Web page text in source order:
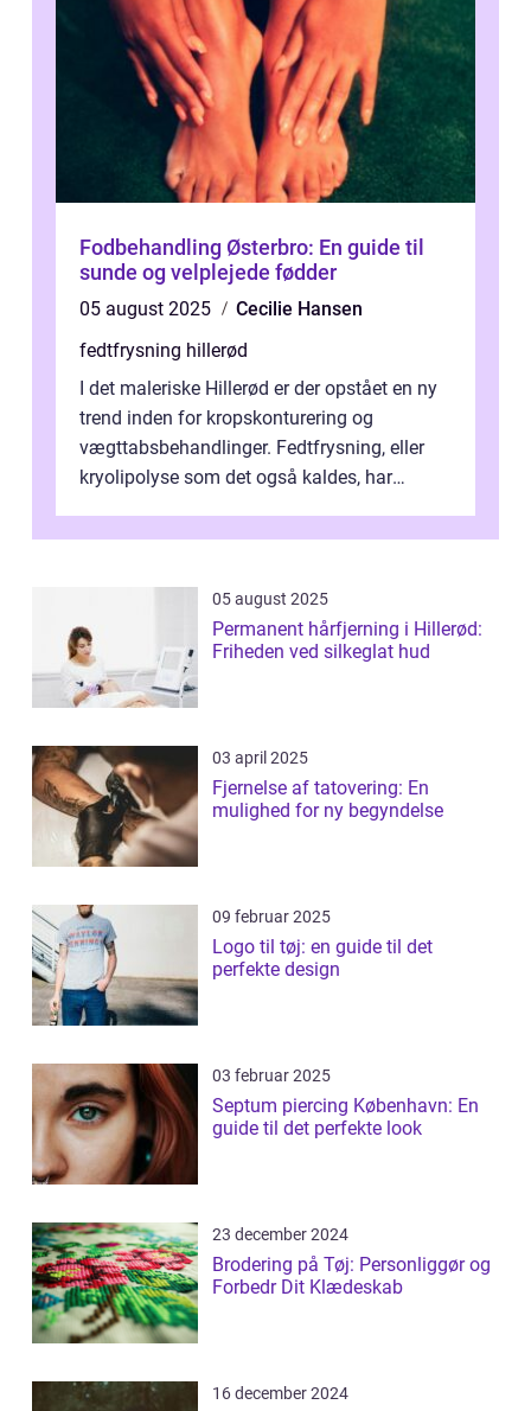
Fodbehandling Østerbro: En guide til
sunde og velplejede fødder
05 august 2025
Cecilie Hansen
fedtfrysning hillerød
I det maleriske Hillerød er der opstået en ny
trend inden for kropskonturering og
vægttabsbehandlinger. Fedtfrysning, eller
kryolipolyse som det også kaldes, har
05 august 2025
Permanent hårfjerning i Hillerød:
Friheden ved silkeglat hud
03 april 2025
Fjernelse af tatovering: En
mulighed for ny begyndelse
09 februar 2025
Logo til tøj: en guide til det
perfekte design
03 februar 2025
Septum piercing København: En
guide til det perfekte look
23 december 2024
Brodering på Tøj: Personliggør og
Forbedr Dit Klædeskab
16 december 2024